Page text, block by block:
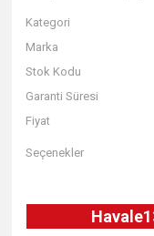
Kategori
Marka
Stok Kodu
Garanti Süresi
Fiyat
Seçenekler
Havale